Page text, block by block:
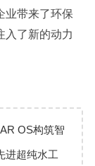
业带来了环保
入了新的动力
OS构筑智
进超纯水工